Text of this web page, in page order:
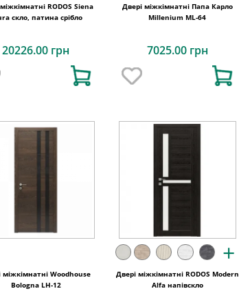
RODOS Siena
скло, патина срібло
20226.00 грн
Двері міжкімнатні Папа Карло
Millenium ML-64
7025.00 грн
міжкімнатні Woodhouse
Bologna LH-12
+
Двері міжкімнатні RODOS Modern
Alfa напівскло